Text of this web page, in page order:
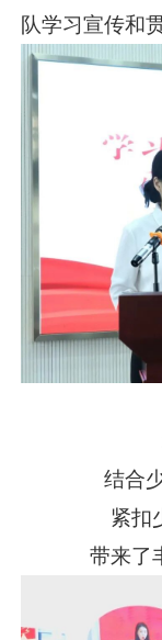
队学习宣传和
结合
紧扣
带来了